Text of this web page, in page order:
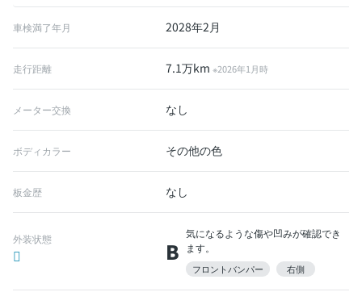
車検満了年月 2028年2月
走行距離 7.1万km※2026年1月時
メーター交換 なし
ボディカラー その他の色
板金歴 なし
外装状態 B
気になるような傷や凹みが確認でき
ます。
フロントバンパー 右側